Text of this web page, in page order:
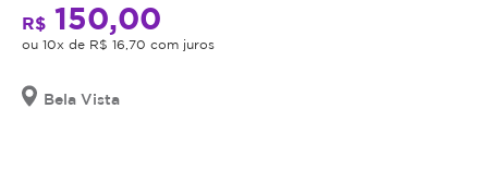
R$ 150,00
ou 10x de R$ 16,70 com juros
Bela Vista